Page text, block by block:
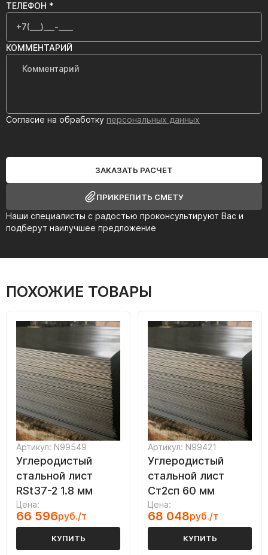
Наши специалисты с радостью проконсультируют Вас и
подберут наилучшее предложение
ТЕЛЕФОН *
КОММЕНТАРИЙ
Согласие на обработку персональных данных
ЗАКАЗАТЬ РАСЧЕТ
ПРИКРЕПИТЬ СМЕТУ
ПОХОЖИЕ ТОВАРЫ
Артикул: N99549
Углеродистый
стальной лист
RSt37-2 1.8 мм
Цена:
66 596руб./т
КУПИТЬ
Артикул: N99421
Углеродистый
стальной лист
Ст2сп 60 мм
Цена:
68 048руб./т
КУПИТЬ